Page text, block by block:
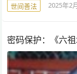
世间善法 2025年2
密码保护：《六